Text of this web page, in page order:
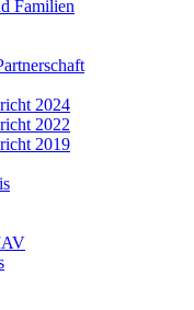
Familien
2024
2022
2019